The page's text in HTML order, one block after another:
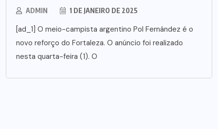
ADMIN 1 DE JANEIRO DE 2025
[ad_1] O meio-campista argentino Pol Fernández é o
novo reforço do Fortaleza. O anúncio foi realizado
nesta quarta-feira (1). O